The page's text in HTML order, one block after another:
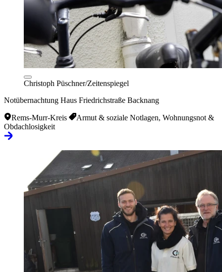
Christoph Püschner/Zeitenspiegel
Notübernachtung Haus Friedrichstraße Backnang
Rems-Murr-Kreis
Armut & soziale Notlagen, Wohnungsnot &
Obdachlosigkeit